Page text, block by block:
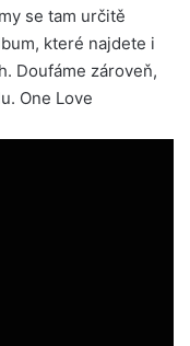
se tam určitě
které najdete i
Doufáme zároveň,
One Love